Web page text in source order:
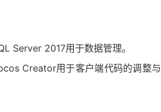
Server 2017用于数据管理。
Creator用于客户端代码的调整与